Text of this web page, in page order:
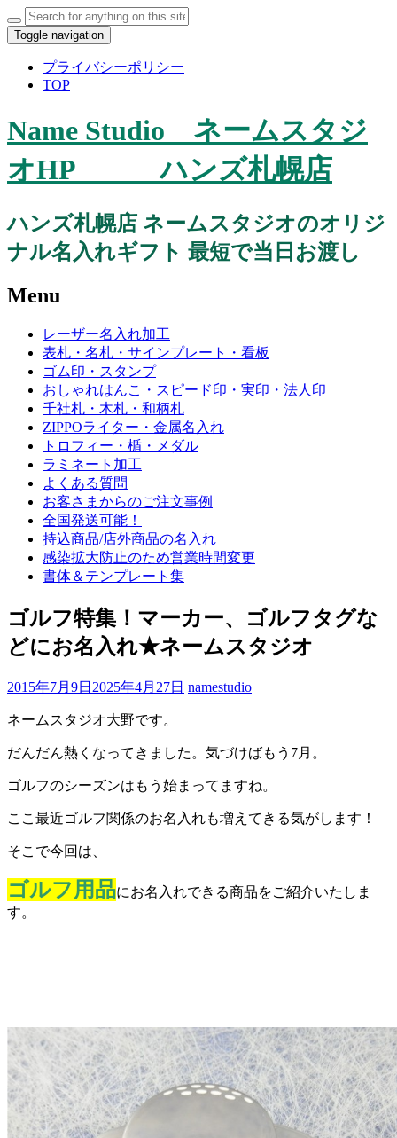
Toggle navigation
プライバシーポリシー
TOP
Name Studio ネームスタジ
オHP ハンズ札幌店
ハンズ札幌店 ネームスタジオのオリジ
ナル名入れギフト 最短で当日お渡し
Menu
レーザー名入れ加工
表札・名札・サインプレート・看板
ゴム印・スタンプ
おしゃれはんこ・スピード印・実印・法人印
千社札・木札・和柄札
ZIPPOライター・金属名入れ
トロフィー・楯・メダル
ラミネート加工
よくある質問
お客さまからのご注文事例
全国発送可能！
持込商品/店外商品の名入れ
感染拡大防止のため営業時間変更
書体＆テンプレート集
ゴルフ特集！マーカー、ゴルフタグな
どにお名入れ★ネームスタジオ
2015年7月9日 2025年4月27日 namestudio
ネームスタジオ大野です。
だんだん熱くなってきました。気づけばもう7月。
ゴルフのシーズンはもう始まってますね。
ここ最近ゴルフ関係のお名入れも増えてきる気がします！
そこで今回は、
ゴルフ用品にお名入れできる商品をご紹介いたしま
す。